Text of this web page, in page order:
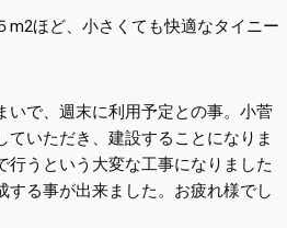
m2ほど、小さくても快適なタイニー
いで、週末に利用予定との事。小菅
ていただき、建設することになりま
行うという大変な工事になりました
する事が出来ました。お疲れ様でし